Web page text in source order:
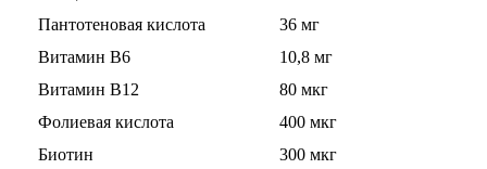
Энергетики
Таурин
Пантотеновая кислота
36 мг
Витамин В6
10,8 мг
Витамин В12
80 мкг
Фолиевая кислота
400 мкг
Биотин
300 мкг